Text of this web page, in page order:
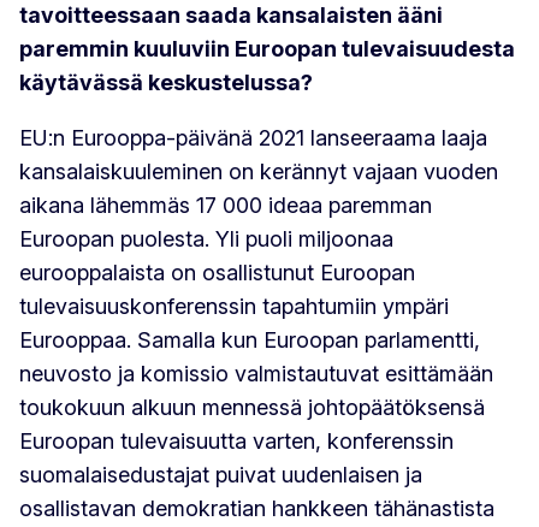
tavoitteessaan saada kansalaisten ääni
paremmin kuuluviin Euroopan tulevaisuudesta
käytävässä keskustelussa?
EU:n Eurooppa-päivänä 2021 lanseeraama laaja
kansalaiskuuleminen on kerännyt vajaan vuoden
aikana lähemmäs 17 000 ideaa paremman
Euroopan puolesta. Yli puoli miljoonaa
eurooppalaista on osallistunut Euroopan
tulevaisuuskonferenssin tapahtumiin ympäri
Eurooppaa. Samalla kun Euroopan parlamentti,
neuvosto ja komissio valmistautuvat esittämään
toukokuun alkuun mennessä johtopäätöksensä
Euroopan tulevaisuutta varten, konferenssin
suomalaisedustajat puivat uudenlaisen ja
osallistavan demokratian hankkeen tähänastista